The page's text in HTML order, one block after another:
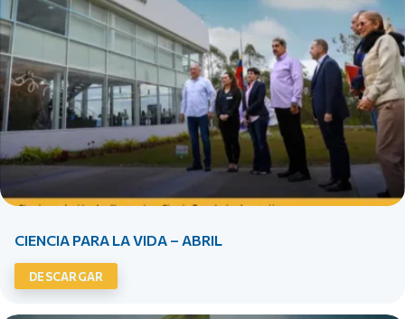
CIENCIA PARA LA VIDA – ABRIL
DESCARGAR